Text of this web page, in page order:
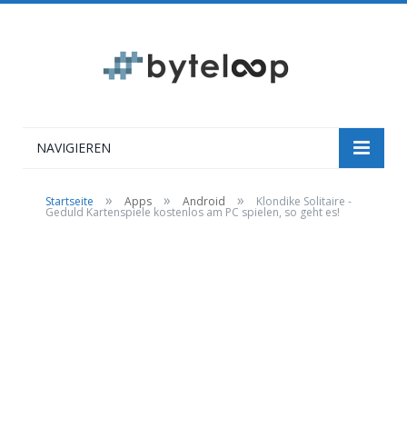
NAVIGIEREN
Startseite » Apps » Android » Klondike Solitaire -
Geduld Kartenspiele kostenlos am PC spielen, so geht es!